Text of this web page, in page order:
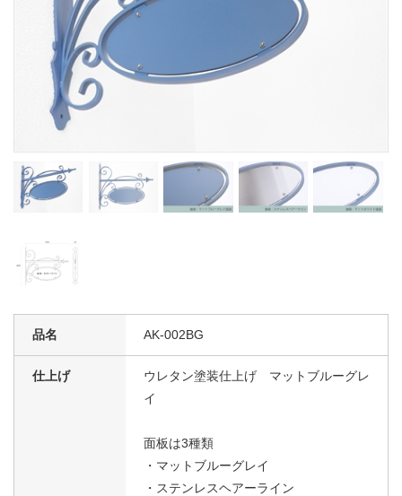
品名 AK-002BG
仕上げ
ウレタン塗装仕上げ マットブルーグレ
イ
面板は3種類
・マットブルーグレイ
・ステンレスヘアーライン